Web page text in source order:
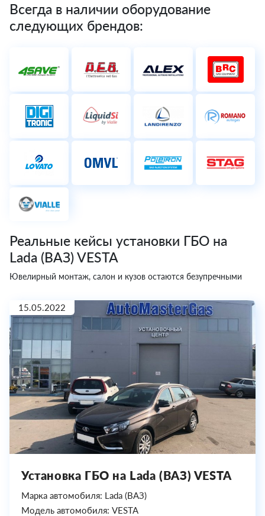
Всегда в наличии оборудование
следующих брендов:
Реальные кейсы установки ГБО на
Lada (ВАЗ) VESTA
Ювелирный монтаж, салон и кузов остаются безупречными
15.05.2022
Установка ГБО на Lada (ВАЗ) VESTA
Марка автомобиля: Lada (ВАЗ)
Модель автомобиля: VESTA